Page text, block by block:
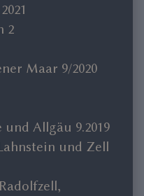
2
Maar 9/2020
Allgäu 9.2019
und Zell